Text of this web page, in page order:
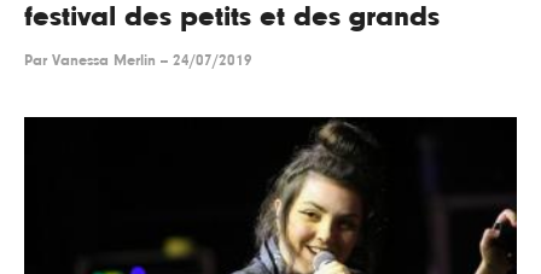
festival des petits et des grands
Par Vanessa Merlin -- 24/07/2019